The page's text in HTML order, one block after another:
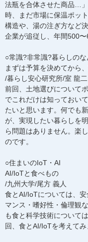
法瓶を合体させた商品…
時、まだ市場に保温ポッ
構造や、湯の注ぎ方など
企業が追従し、年間500〜
○常識?非常識?暮らしの
まずは予算を決めてから
/暮らし安心研究所/室 龍二
前回、土地選びについて
でこれだけは知っておい
たいと思います。何でも
が、実現したい暮らしを
ら問題はありません。楽
のです。
○住まいのIoT・AI
AI/IoTと食べもの
/九州大学/尾方 義人
食とAI/IoTについては、
マンス・嗜好性・倫理観
も食と科学技術について
回、食とAI/IoTを考えてみ